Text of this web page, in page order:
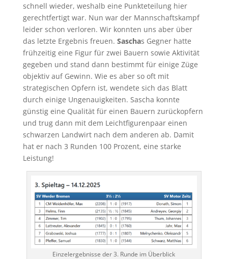
schnell wieder, weshalb eine Punkteteilung hier
gerechtfertigt war. Nun war der Mannschaftskampf
leider schon verloren. Wir konnten uns aber über
das letzte Ergebnis freuen. Saschas Gegner hatte
frühzeitig eine Figur für zwei Bauern sowie Aktivität
gegeben und stand dann bestimmt für einige Züge
objektiv auf Gewinn. Wie es aber so oft mit
strategischen Opfern ist, wendete sich das Blatt
durch einige Ungenauigkeiten. Sascha konnte
günstig eine Qualität für einen Bauern zurückopfern
und trug dann mit dem Leichtfigurenpaar einen
schwarzen Landwirt nach dem anderen ab. Damit
hat er nach 3 Runden 100 Prozent, eine starke
Leistung!
Einzelergebnisse der 3. Runde im Überblick